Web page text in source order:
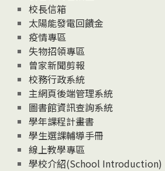
校長信箱
太陽能發電回饋金
疫情專區
失物招領專區
曾家新聞剪報
校務行政系統
主網頁後端管理系統
圖書館資訊查詢系統
學年課程計畫書
學生選課輔導手冊
線上教學專區
學校介紹(School Introduction)